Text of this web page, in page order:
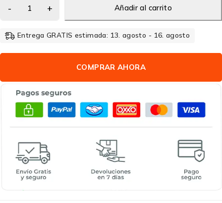
Añadir al carrito
Entrega GRATIS estimada: 13. agosto - 16. agosto
COMPRAR AHORA